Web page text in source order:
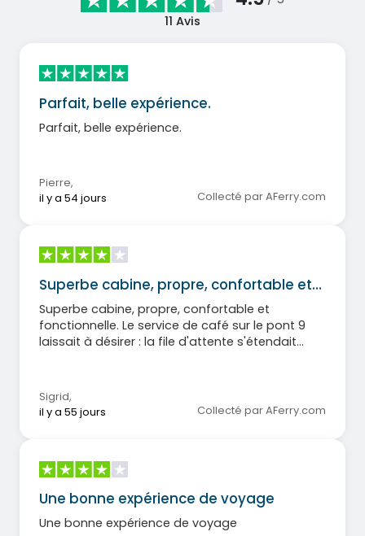
11 Avis
Parfait, belle expérience.
Parfait, belle expérience.
Pierre,
il y a 54 jours
Collecté par AFerry.com
Superbe cabine, propre, confortable et…
Superbe cabine, propre, confortable et
fonctionnelle. Le service de café sur le pont 9
laissait à désirer : la file d'attente s'étendait
Sigrid,
il y a 55 jours
Collecté par AFerry.com
Une bonne expérience de voyage
Une bonne expérience de voyage